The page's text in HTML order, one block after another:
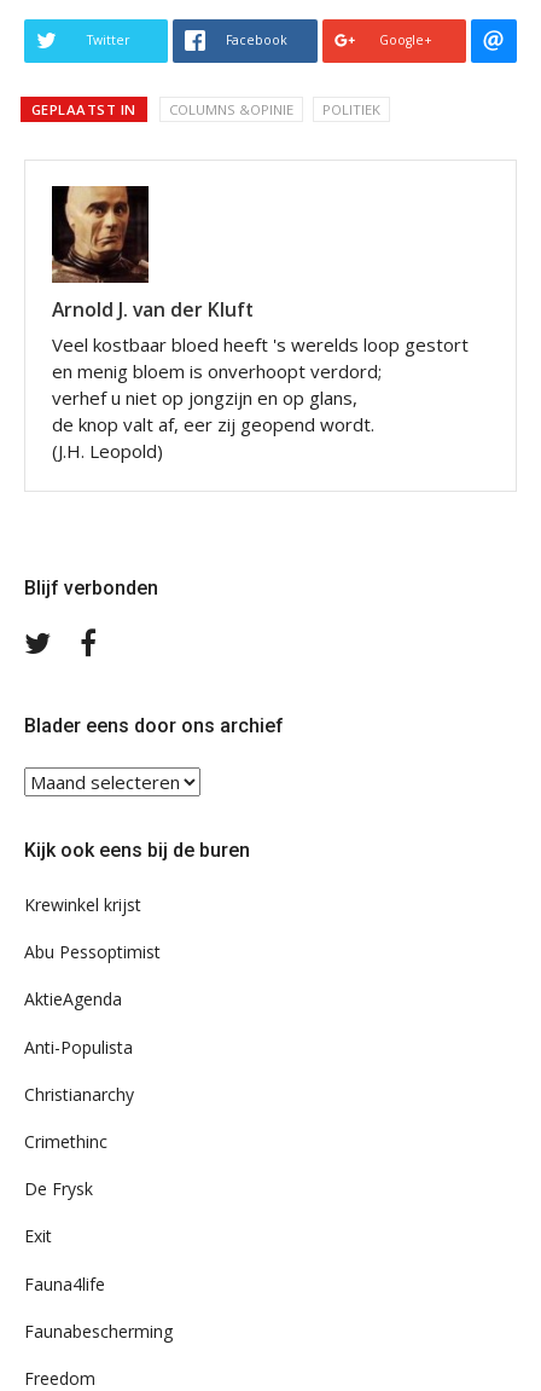
Twitter Facebook Google+
GEPLAATST IN COLUMNS &OPINIE POLITIEK
Arnold J. van der Kluft
Veel kostbaar bloed heeft 's werelds loop gestort
en menig bloem is onverhoopt verdord;
verhef u niet op jongzijn en op glans,
de knop valt af, eer zij geopend wordt.
(J.H. Leopold)
Blijf verbonden
Volg
Blader eens door ons archief
Blader
eens
ons
Kijk ook eens bij de buren
Krewinkel krijst
Abu Pessoptimist
AktieAgenda
Anti-Populista
Christianarchy
Crimethinc
De Frysk
Exit
Fauna4life
Faunabescherming
Freedom